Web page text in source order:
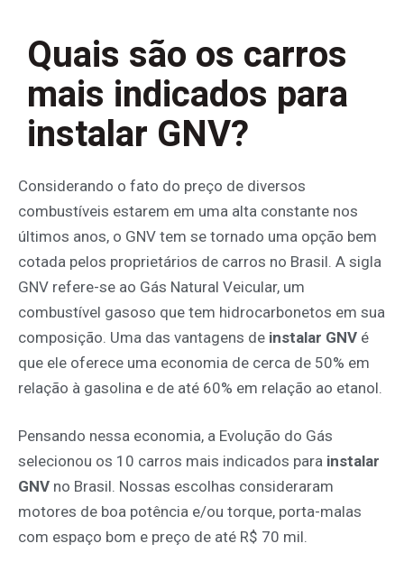
Quais são os carros
mais indicados para
instalar GNV?
Considerando o fato do preço de diversos
combustíveis estarem em uma alta constante nos
últimos anos, o GNV tem se tornado uma opção bem
cotada pelos proprietários de carros no Brasil. A sigla
GNV refere-se ao Gás Natural Veicular, um
combustível gasoso que tem hidrocarbonetos em sua
composição. Uma das vantagens de instalar GNV é
que ele oferece uma economia de cerca de 50% em
relação à gasolina e de até 60% em relação ao etanol.
Pensando nessa economia, a Evolução do Gás
selecionou os 10 carros mais indicados para instalar
GNV no Brasil. Nossas escolhas consideraram
motores de boa potência e/ou torque, porta-malas
com espaço bom e preço de até R$ 70 mil.